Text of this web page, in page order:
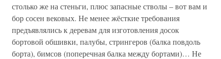
столько же на стеньги, плюс запасные стволы – вот вам и
бор сосен вековых. Не менее жёсткие требования
предъявлялись к деревам для изготовления досок
бортовой обшивки, палубы, стрингеров (балка повдоль
борта), бимсов (поперечная балка между бортами)… Не